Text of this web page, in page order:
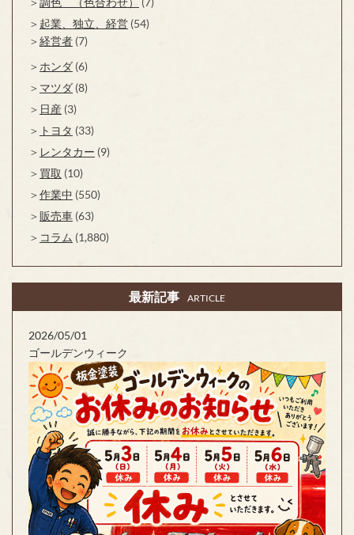
起業、独立、経営 (54)
経営者 (7)
ホンダ (6)
マツダ (8)
日産 (3)
トヨタ (33)
レンタカー (9)
買取 (10)
作業中 (550)
販売車 (63)
コラム (1,880)
最新記事 ARTICLE
2026/05/01
ゴールデンウィーク